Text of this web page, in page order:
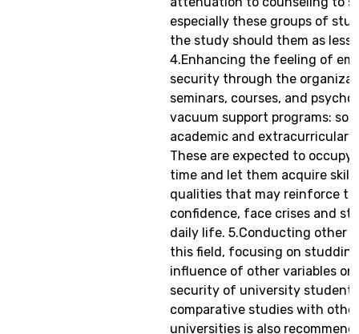
especially these groups of
the study should them as less
4.Enhancing the feeling of
security through the
seminars, courses, and
vacuum support programs:
academic and extracurricular
These are expected to occupy
time and let them acquire
qualities that may reinforce
confidence, face crises and
daily life. 5.Conducting other
this field, focusing on
influence of other variables on
security of university students
comparative studies with
universities is also